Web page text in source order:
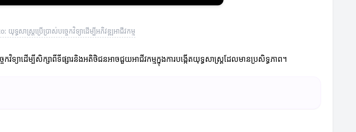
ធសាស្ត្រប្រើប្រាស់បច្ចេកវិទ្យា​ដើម្បីអភិវឌ្ឍអាជីវកម្ម
េកវិទ្យាដើម្បីសិក្សាពីទីផ្សារនិងអតិថិជនអាចជួយអាជីវកម្មក្នុងការបង្កើតយុទ្ធសាស្ត្រដែលមានប្រសិទ្ធភាព។